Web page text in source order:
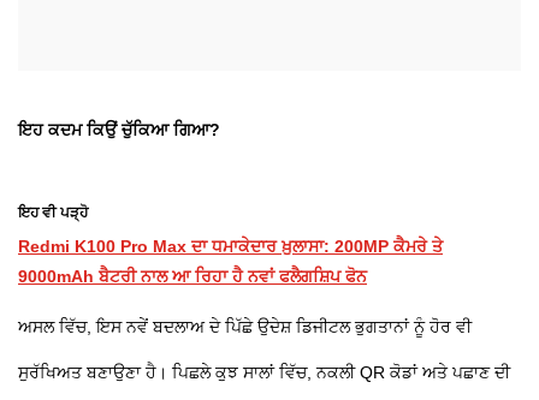
ਇਹ ਕਦਮ ਕਿਉਂ ਚੁੱਕਿਆ ਗਿਆ?
ਇਹ ਵੀ ਪੜ੍ਹੋ
Redmi K100 Pro Max ਦਾ ਧਮਾਕੇਦਾਰ ਖ਼ੁਲਾਸਾ: 200MP ਕੈਮਰੇ ਤੇ
9000mAh ਬੈਟਰੀ ਨਾਲ ਆ ਰਿਹਾ ਹੈ ਨਵਾਂ ਫਲੈਗਸ਼ਿਪ ਫੋਨ
ਅਸਲ ਵਿੱਚ, ਇਸ ਨਵੇਂ ਬਦਲਾਅ ਦੇ ਪਿੱਛੇ ਉਦੇਸ਼ ਡਿਜੀਟਲ ਭੁਗਤਾਨਾਂ ਨੂੰ ਹੋਰ ਵੀ
ਸੁਰੱਖਿਅਤ ਬਣਾਉਣਾ ਹੈ। ਪਿਛਲੇ ਕੁਝ ਸਾਲਾਂ ਵਿੱਚ, ਨਕਲੀ QR ਕੋਡਾਂ ਅਤੇ ਪਛਾਣ ਦੀ